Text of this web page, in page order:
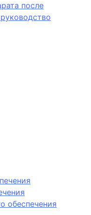
после
обеспечения